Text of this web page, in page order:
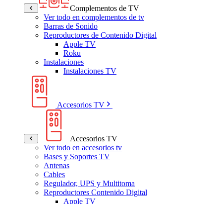
Complementos de TV
Ver todo en complementos de tv
Barras de Sonido
Reproductores de Contenido Digital
Apple TV
Roku
Instalaciones
Instalaciones TV
Accesorios TV
Accesorios TV
Ver todo en accesorios tv
Bases y Soportes TV
Antenas
Cables
Regulador, UPS y Multitoma
Reproductores Contenido Digital
Apple TV